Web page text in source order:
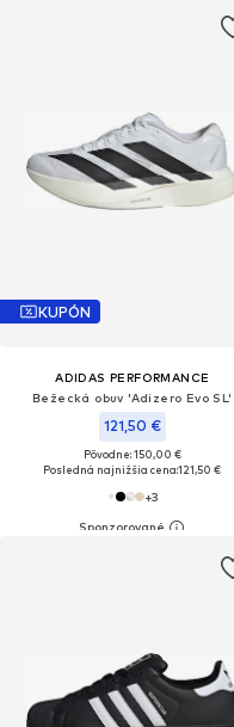
KUPÓN
ADIDAS PERFORMANCE
Bežecká obuv 'Adizero Evo SL'
121,50 €
Pôvodne: 150,00 €
Posledná najnižšia cena:121,50 €
+3